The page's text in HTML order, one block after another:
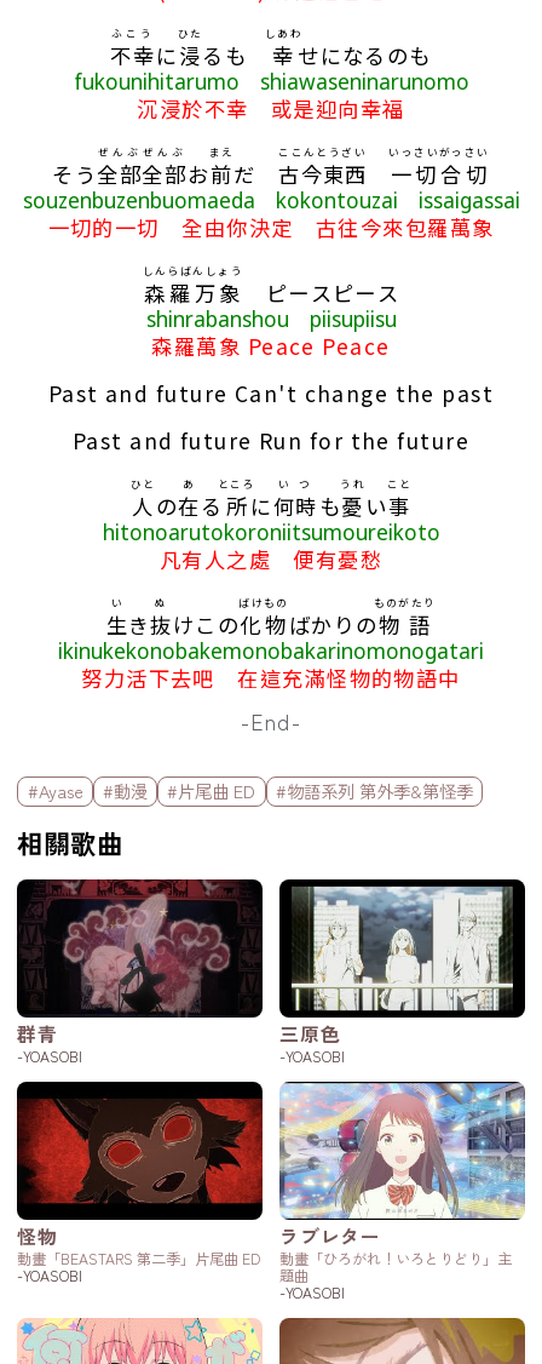
不幸
ふこう
に浸
ひた
るも 幸
しあわ
せになるのも
fukounihitarumo shiawaseninarunomo
沉浸於不幸 或是迎向幸福
そう 全部
ぜんぶ
全部
ぜんぶ
お前
まえ
だ古今東西
ここんとうざい
一切合切
いっさいがっさい
souzenbuzenbuomaeda kokontouzai issaigassai
一切的一切 全由你決定 古往今來包羅萬象
森羅万象
しんらばんしょう
ピースピース
shinrabanshou piisupiisu
森羅萬象 Peace Peace
Past and future Can't change the past
Past and future Run for the future
人
ひと
の在
あ
る 所
ところ
に何時
いつ
も憂
うれ
い事
こと
hitonoarutokoroniitsumoureikoto
凡有人之處 便有憂愁
生
い
き抜
ぬ
けこの化物
ばけもの
ばかりの物語
ものがたり
ikinukekonobakemonobakarinomonogatari
努力活下去吧 在這充滿怪物的物語中
-End-
標籤欄
#Ayase #動漫 #片尾曲 ED #物語系列 第外季&第怪季
相關歌曲
群青
-YOASOBI
三原色
-YOASOBI
怪物
動畫「BEASTARS 第二季」片尾曲 ED
-YOASOBI
ラブレター
動畫「ひろがれ！いろとりどり」主
題曲
-YOASOBI